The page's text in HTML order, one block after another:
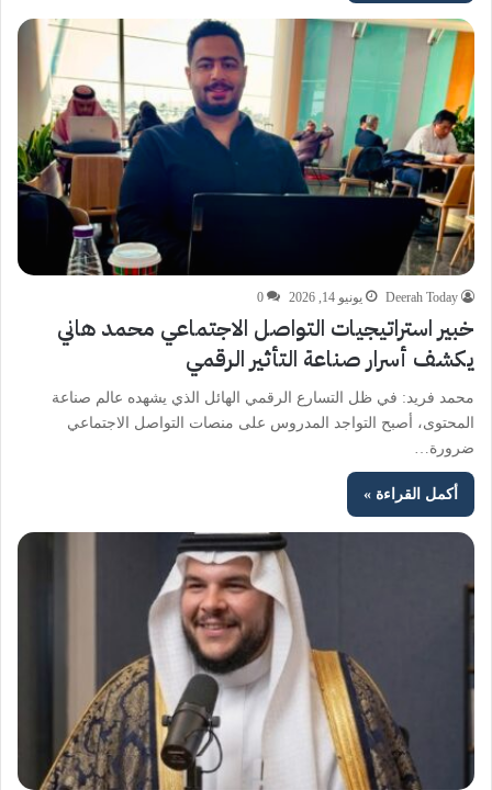
Deerah Today يونيو 14, 2026 0
خبير استراتيجيات التواصل الاجتماعي محمد هاني
يكشف أسرار صناعة التأثير الرقمي
محمد فريد: في ظل التسارع الرقمي الهائل الذي يشهده عالم صناعة
المحتوى، أصبح التواجد المدروس على منصات التواصل الاجتماعي
ضرورة…
أكمل القراءة »